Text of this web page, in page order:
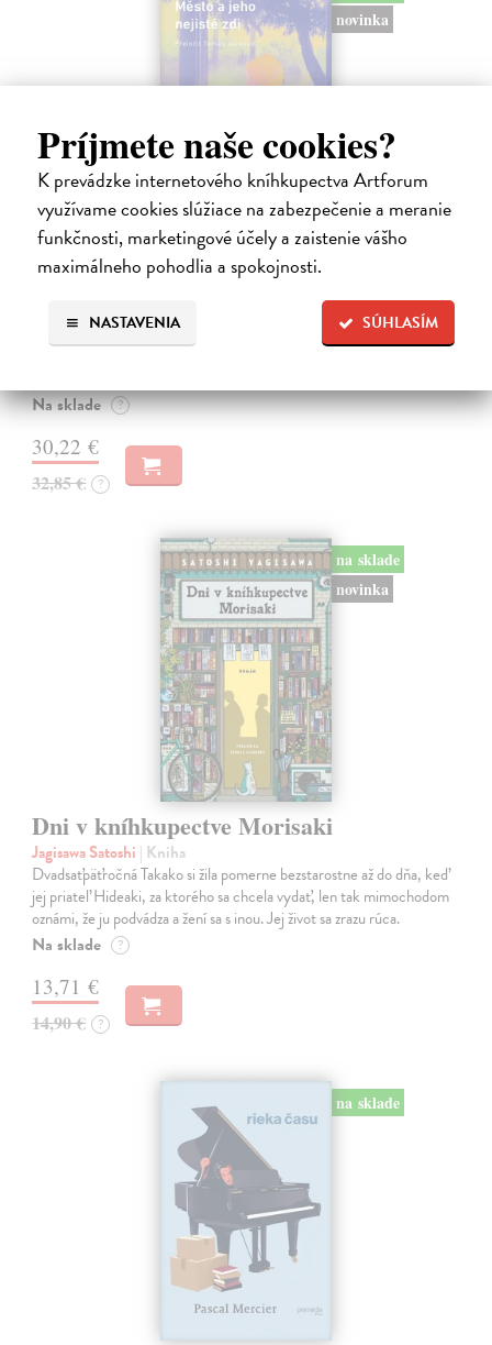
Príjmete naše cookies?
K prevádzke internetového kníhkupectva Artforum
využívame cookies slúžiace na zabezpečenie a meranie
funkčnosti, marketingové účely a zaistenie vášho
maximálneho pohodlia a spokojnosti.
SÚHLASÍM
NASTAVENIA
novinka
Město a jeho nejisté zdi
Ty jsi to byla, kdo mi vyprávěl o tom městě. Město a jeho nejisté zdi –
dlouho očekávaný román Harukiho Murakamiho volně navazuje na
Na sklade ?
30,22 €
32,85 € ?
na sklade
novinka
Dni v kníhkupectve Morisaki
Jagisawa Satoshi | Kniha
Dvadsaťpäťročná Takako si žila pomerne bezstarostne až do dňa, keď
jej priateľ Hideaki, za ktorého sa chcela vydať, len tak mimochodom
oznámi, že ju podvádza a žení sa s inou. Jej život sa zrazu rúca.
Na sklade ?
13,71 €
14,90 € ?
na sklade